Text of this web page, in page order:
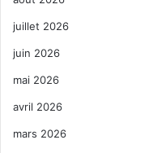
juillet 2026
juin 2026
mai 2026
avril 2026
mars 2026